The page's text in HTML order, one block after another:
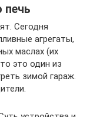
Сегодня
агрегаты,
маслах (их
это один из
зимой гараж.